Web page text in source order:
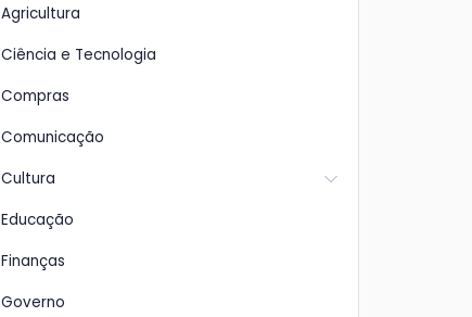
Agricultura
Ciência e Tecnologia
Compras
Comunicação
Cultura
Educação
Finanças
Governo